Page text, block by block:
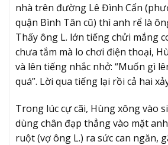
nhà trên đường Lê Đình Cẩn
quận Bình Tân cũ) thì anh rể là
Thấy ông L. lớn tiếng chửi mắng
chưa tắm mà lo chơi điện thoại,
và lên tiếng nhắc nhở: “Muốn gì
quá”. Lời qua tiếng lại rồi cả hai
Trong lúc cự cãi, Hùng xông vào
dùng chân đạp thẳng vào mặt
ruột (vợ ông L.) ra sức can ngăn,